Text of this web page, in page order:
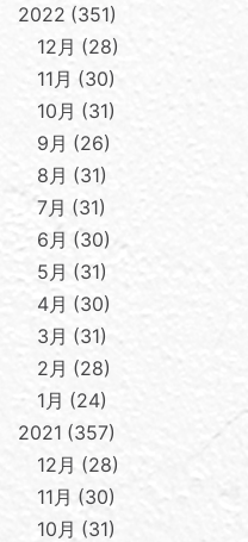
2022 351
12月
28
11月
30
10月
31
9月
26
8月
31
7月
31
6月
30
5月
31
4月
30
3月
31
2月
28
1月
24
2021 357
12月
28
11月
30
10月
31